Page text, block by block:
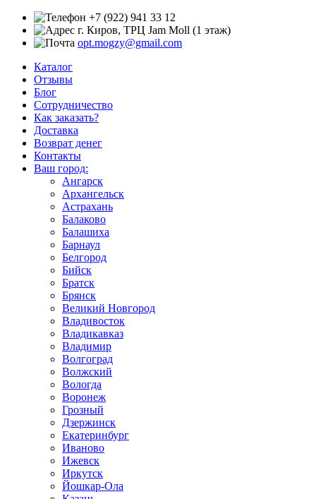
+7 (922) 941 33 12
г. Киров, ТРЦ Jam Moll (1 этаж)
opt.mogzy@gmail.com
Каталог
Отзывы
Блог
Сотрудничество
Как заказать?
Доставка
Возврат денег
Контакты
Ваш город:
Ангарск
Архангельск
Астрахань
Балаково
Балашиха
Барнаул
Белгород
Бийск
Братск
Брянск
Великий Новгород
Владивосток
Владикавказ
Владимир
Волгоград
Волжский
Вологда
Воронеж
Грозный
Дзержинск
Екатеринбург
Иваново
Ижевск
Иркутск
Йошкар-Ола